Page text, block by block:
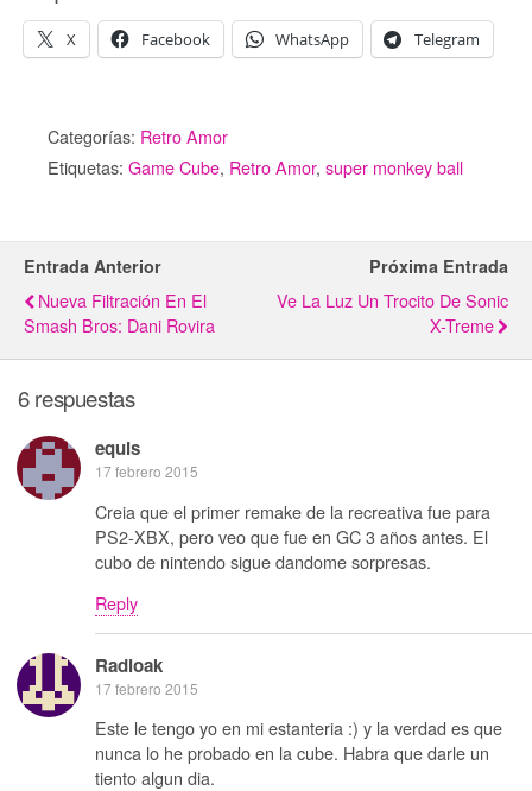
X Facebook WhatsApp Telegram
Categorías: Retro Amor
Etiquetas: Game Cube, Retro Amor, super monkey ball
Entrada Anterior
Nueva Filtración En El
Smash Bros: Dani Rovira
Próxima Entrada
Ve La Luz Un Trocito De Sonic
X-Treme
6 respuestas
equis
17 febrero 2015
Creia que el primer remake de la recreativa fue para
PS2-XBX, pero veo que fue en GC 3 años antes. El
cubo de nintendo sigue dandome sorpresas.
Reply
Radioak
17 febrero 2015
Este le tengo yo en mi estanteria :) y la verdad es que
nunca lo he probado en la cube. Habra que darle un
tiento algun dia.